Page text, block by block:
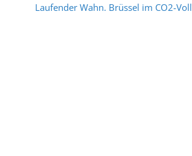
Laufender Wahn. Brüssel im CO2-